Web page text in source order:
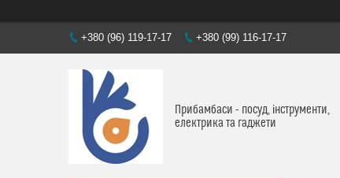
+380 (96) 119-17-17 +380 (99) 116-17-17
Прибамбаси - посуд, інструменти,
електрика та гаджети